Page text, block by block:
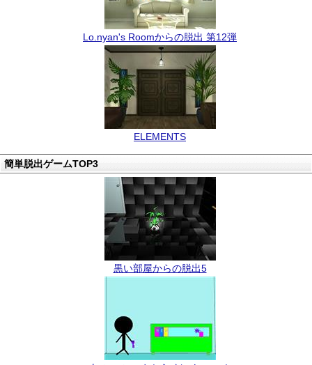
Lo.nyan's Roomからの脱出 第12弾
ELEMENTS
簡単脱出ゲームTOP3
黒い部屋からの脱出5